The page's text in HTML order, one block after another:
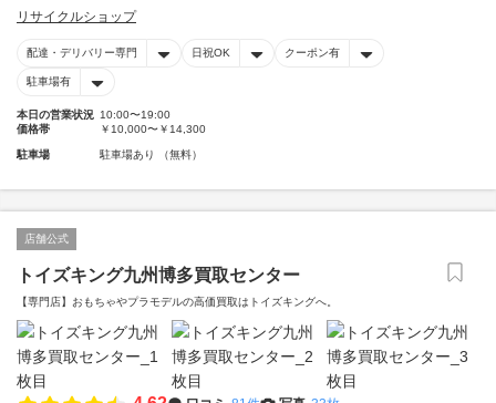
リサイクルショップ
配達・デリバリー専門 日祝OK クーポン有
駐車場有
本日の営業状況 10:00〜19:00
価格帯
￥10,000〜￥14,300
駐車場 駐車場あり （無料）
店舗公式
トイズキング九州博多買取センター
【専門店】おもちゃやプラモデルの高価買取はトイズキングへ。‎